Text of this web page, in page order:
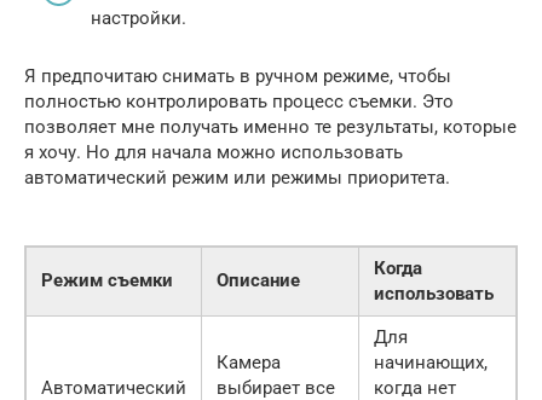
настройки.
Я предпочитаю снимать в ручном режиме, чтобы
полностью контролировать процесс съемки. Это
позволяет мне получать именно те результаты, которые
я хочу. Но для начала можно использовать
автоматический режим или режимы приоритета.
Режим съемки Описание
Когда
использовать
Автоматический
Камера
выбирает все
Для
начинающих,
когда нет